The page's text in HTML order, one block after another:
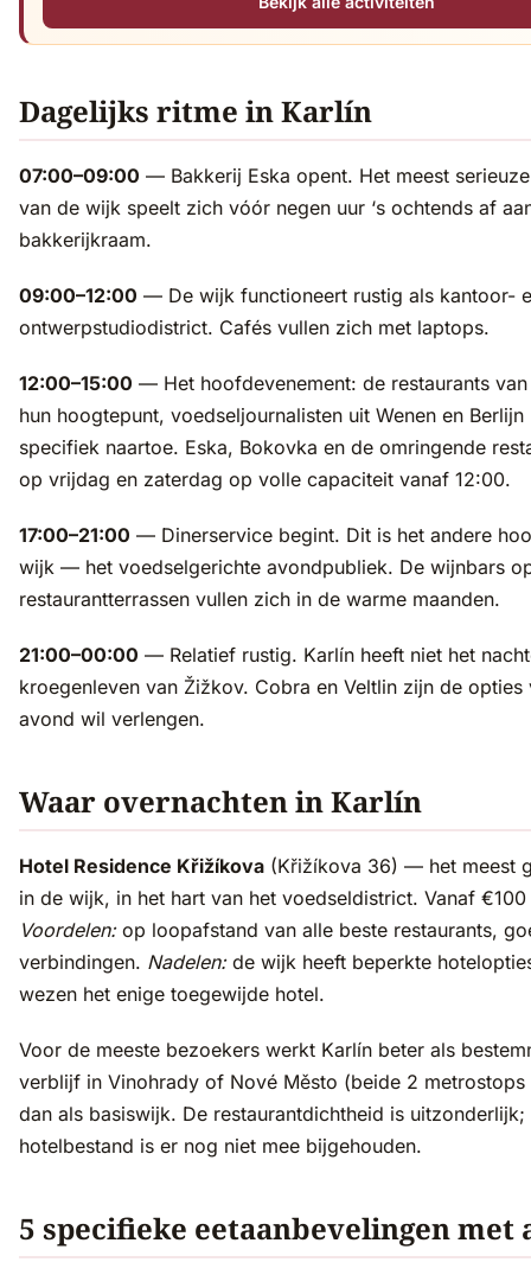
Dagelijks ritme in Karlín
07:00–09:00 — Bakkerij Eska opent. Het meest
van de wijk speelt zich vóór negen uur ‘s ochtends af
bakkerijkraam.
09:00–12:00 — De wijk functioneert rustig als kantoor-
ontwerpstudiodistrict. Cafés vullen zich met laptops.
12:00–15:00 — Het hoofdevenement: de restaurants
hun hoogtepunt, voedseljournalisten uit Wenen en
specifiek naartoe. Eska, Bokovka en de omringende
op vrijdag en zaterdag op volle capaciteit vanaf 12:00.
17:00–21:00 — Dinerservice begint. Dit is het andere
wijk — het voedselgerichte avondpubliek. De wijnbars
restaurantterrassen vullen zich in de warme maanden.
21:00–00:00 — Relatief rustig. Karlín heeft niet het
kroegenleven van Žižkov. Cobra en Veltlin zijn de
avond wil verlengen.
Waar overnachten in Karlín
Hotel Residence Křižíkova (Křižíkova 36) — het meest
in de wijk, in het hart van het voedseldistrict. Vanaf
Voordelen:op loopafstand van alle beste restaurants,
verbindingen. Nadelen:de wijk heeft beperkte
wezen het enige toegewijde hotel.
Voor de meeste bezoekers werkt Karlín beter als
verblijf in Vinohrady of Nové Město (beide 2
dan als basiswijk. De restaurantdichtheid is uitzonderlijk;
hotelbestand is er nog niet mee bijgehouden.
5 specifieke eetaanbevelingen met